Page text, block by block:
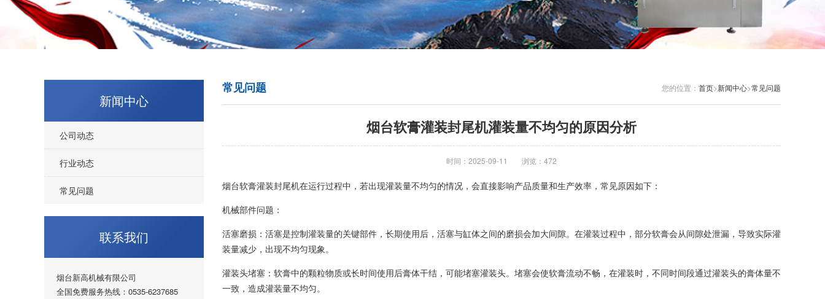
新闻中心
公司动态
行业动态
常见问题
联系我们
烟台新高机械有限公司
全国免费服务热线：0535-6237685
您的位置： 首页>新闻中心>常见问题
常见问题
烟台软膏灌装封尾机灌装量不均匀的原因分析
时间：2025-09-11 浏览：472
烟台软膏灌装封尾机在运行过程中，若出现灌装量不均匀的情况，会直接影响产品质量和生产效率，常见原因如下：
机械部件问题：
活塞磨损：活塞是控制灌装量的关键部件，长期使用后，活塞与缸体之间的磨损会加大间隙。在灌装过程中，部分软膏会从间隙处泄漏，导致实际灌
装量减少，出现不均匀现象。
灌装头堵塞：软膏中的颗粒物质或长时间使用后膏体干结，可能堵塞灌装头。堵塞会使软膏流动不畅，在灌装时，不同时间段通过灌装头的膏体量不
一致，造成灌装量不均匀。